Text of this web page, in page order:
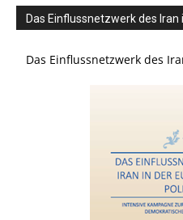
Das Einflussnetzwerk des
Das Einflussnetzwerk des